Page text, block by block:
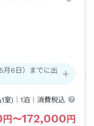
6日）までに出
1室)｜1泊 ｜消費税込
円〜172,000円